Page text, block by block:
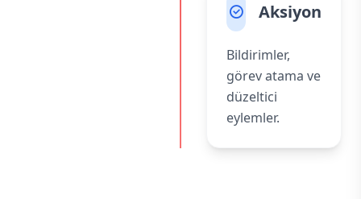
Aksiyon
Bildirimler,
görev atama ve
düzeltici
eylemler.